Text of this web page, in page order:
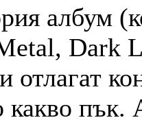
албум
Dark
отлагат
какво пък.